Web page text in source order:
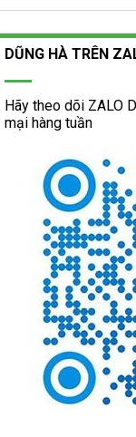
DŨNG HÀ TRÊN
Hãy theo dõi ZALO
mại hàng tuần